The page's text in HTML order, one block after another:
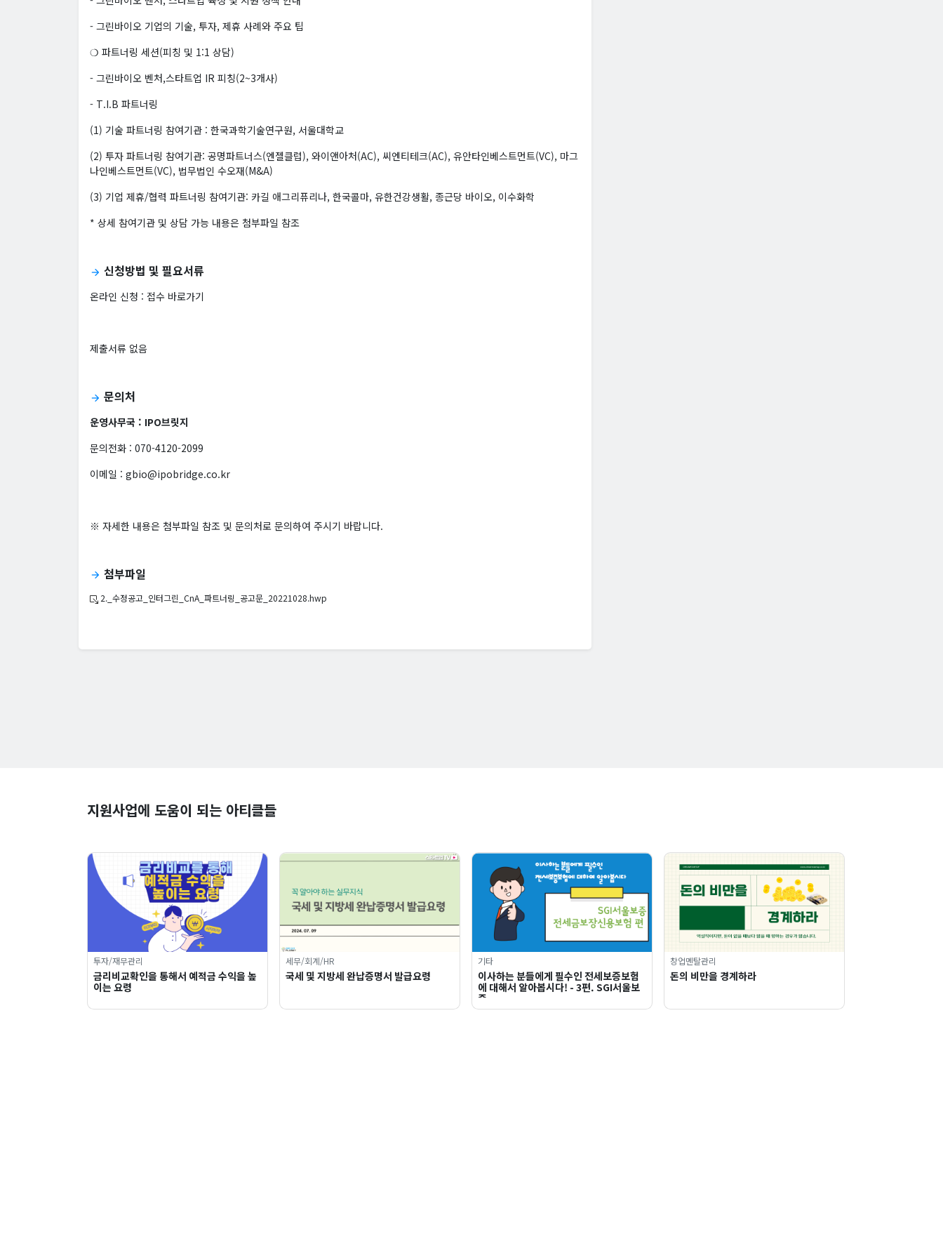
- 그린바이오 기업의 기술, 투자, 제휴 사례와 주요 팁
❍ 파트너링 세션(피칭 및 1:1 상담)
- 그린바이오 벤처,스타트업 IR 피칭(2~3개사)
- T.I.B 파트너링
(1) 기술 파트너링 참여기관 : 한국과학기술연구원, 서울대학교
(2) 투자 파트너링 참여기관: 공명파트너스(엔젤클럽), 와이앤아처(AC), 씨엔티테크(AC), 유안타인베스트먼트(VC), 마그
나인베스트먼트(VC), 법무법인 수오재(M&A)
(3) 기업 제휴/협력 파트너링 참여기관: 카길 애그리퓨리나, 한국콜마, 유한건강생활, 종근당 바이오, 이수화학
* 상세 참여기관 및 상담 가능 내용은 첨부파일 참조
arrow_forward 신청방법 및 필요서류
온라인 신청 : 접수 바로가기
제출서류 없음
arrow_forward 문의처
운영사무국 : IPO브릿지
문의전화 : 070-4120-2099
이메일 : gbio@ipobridge.co.kr
※ 자세한 내용은 첨부파일 참조 및 문의처로 문의하여 주시기 바랍니다.
arrow_forward 첨부파일
2._수정공고_인터그린_CnA_파트너링_공고문_20221028.hwp
지원사업에 도움이 되는 아티클들
투자/재무관리
금리비교확인을 통해서 예적금 수익을 높
이는 요령
세무/회계/HR
국세 및 지방세 완납증명서 발급요령
기타
이사하는 분들에게 필수인 전세보증보험
에 대해서 알아봅시다! - 3편. SGI서울보
증
창업멘탈관리
돈의 비만을 경계하라